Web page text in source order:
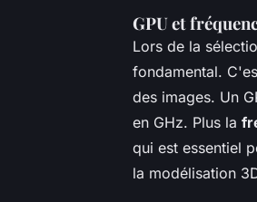
GPU et
Lors de la
fondamental.
des images. Un
en GHz. Plus la
qui est essentiel
la modélisation